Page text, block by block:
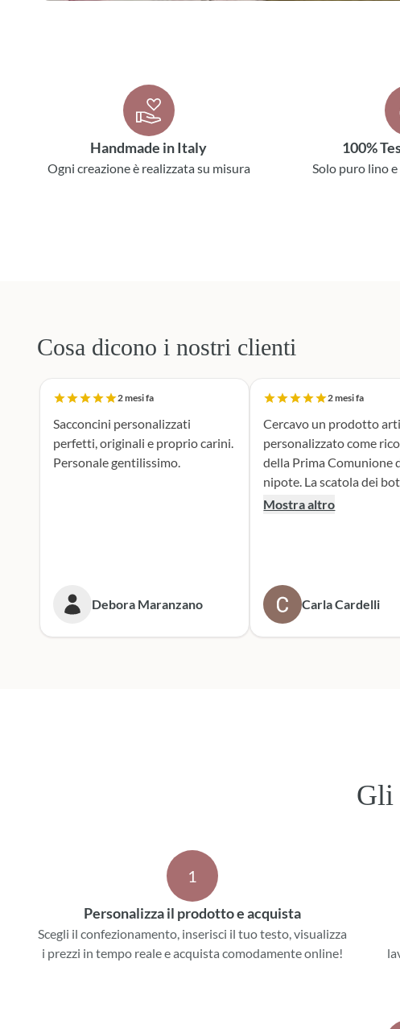
Handmade in Italy
Ogni creazione è realizzata su misura
100%
Solo puro lino
Cosa dicono i nostri clienti
2 mesi fa
Sacconcini personalizzati
perfetti, originali e proprio carini.
Personale gentilissimo.
Debora Maranzano
2 mesi fa
Cercavo un prodotto
personalizzato come
della Prima Comunione
nipote. La scatola dei bottoni si è
rivelata la scelta perfetta.
tenero e accattivante e
entusiasta. Mi rivolgerò
sicuramente a loro per le
Mostra altro
Carla Cardelli
Gli
1
Personalizza il prodotto e acquista
Scegli il confezionamento, inserisci il tuo testo, visualizza
i prezzi in tempo reale e acquista comodamente online!